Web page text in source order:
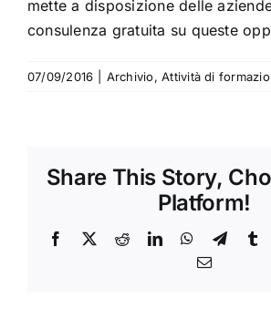
mette a disposizione delle
consulenza gratuita su queste
07/09/2016 Archivio,Attività di
Share This Story,
Platform!
Facebook
X RedditLinkedInWhatsApp
Email